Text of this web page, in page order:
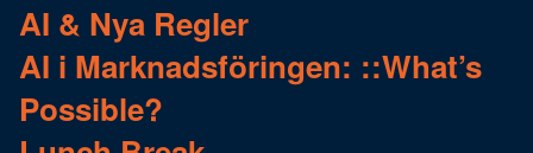
AI & Nya Regler
AI i Marknadsföringen: ::What’s
Possible?